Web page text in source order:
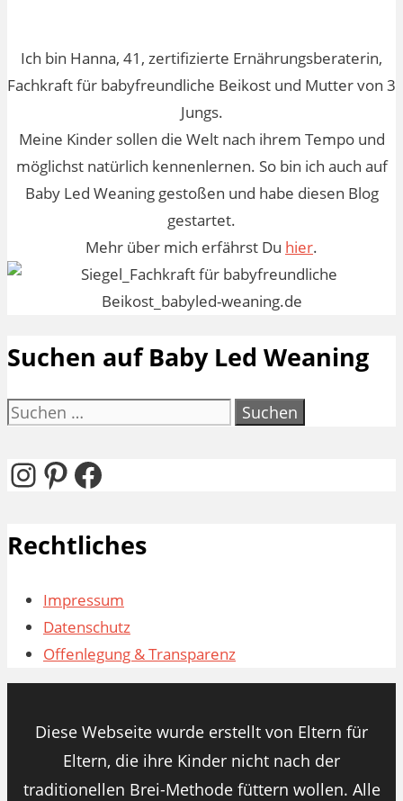
Ich bin Hanna, 41, zertifizierte Ernährungsberaterin,
Fachkraft für babyfreundliche Beikost und Mutter von 3
Jungs.
Meine Kinder sollen die Welt nach ihrem Tempo und
möglichst natürlich kennenlernen. So bin ich auch auf
Baby Led Weaning gestoßen und habe diesen Blog
gestartet.
Mehr über mich erfährst Du hier.
Suchen auf Baby Led Weaning
Suchen
Instagram
Pinterest
Facebook
Rechtliches
Impressum
Datenschutz
Offenlegung & Transparenz
Diese Webseite wurde erstellt von Eltern für
Eltern, die ihre Kinder nicht nach der
traditionellen Brei-Methode füttern wollen. Alle